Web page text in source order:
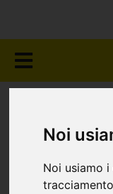
Noi
Noi usiamo